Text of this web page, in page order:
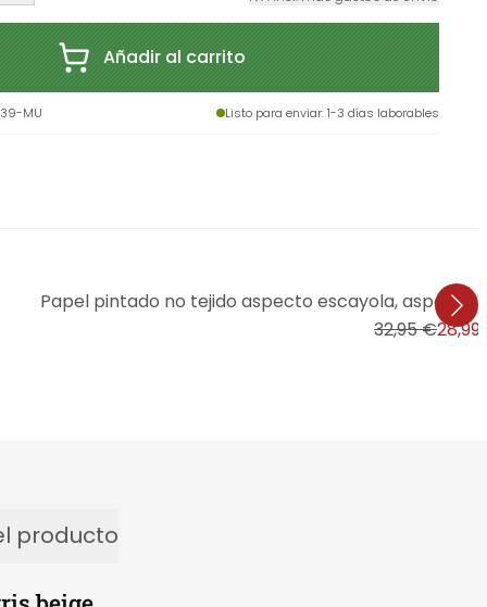
Añadir al carrito
MU Listo para enviar: 1-3 días laborables
Papel pintado no tejido aspecto escayola,
32,95 €
producto